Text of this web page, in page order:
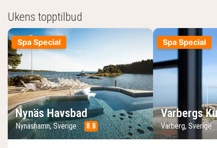
Ukens topptilbud
Spa Special
Nynäs Havsbad
Nynäshamn, Sverige 8.8
Spa Special
Varbergs
Varberg, Sverige